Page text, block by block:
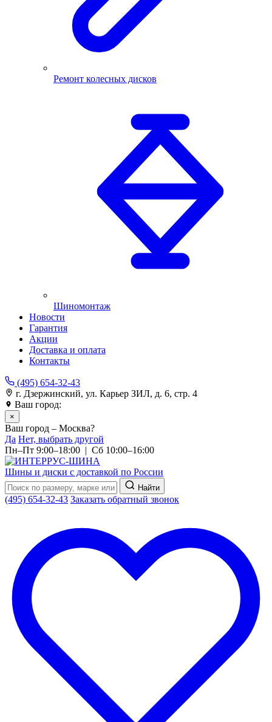
Ремонт колесных дисков
Шиномонтаж
Новости
Гарантия
Акции
Доставка и оплата
Контакты
(495) 654-32-43
г. Дзержинский, ул. Карьер ЗИЛ, д. 6, стр. 4
Ваш город:
×
Ваш город – Москва?
Да Нет, выбрать другой
Пн–Пт 9:00–18:00 | Сб 10:00–16:00
Шины и диски с доставкой по России
Найти
(495) 654-32-43 Заказать обратный звонок